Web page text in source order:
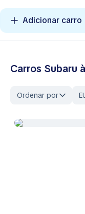
Adicionar carro
Carros Subaru
Ordenar por